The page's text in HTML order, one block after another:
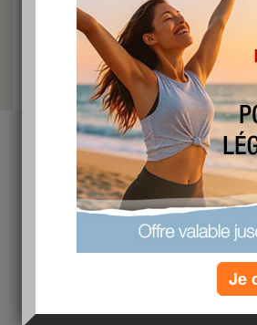
Aujourd'hui, j'ai pas trop le moral.
Une douleur au niveau de ma petite
"petite tumeur" et non des grain de beauté
anesthésie locales et j'ai un point de suture
l'homoplate gauche également qui me fait
Je ne sais pas si c'est le temps mais j'ai
pleuré sans raison. et coté régime je n'ai
midi (pims, comté et j'ai commencé par 2
Aujourd'hui, je reste à ma maison. J'irai
Bon j'arrète de vous ennuyé avec mon
Bisous
Je